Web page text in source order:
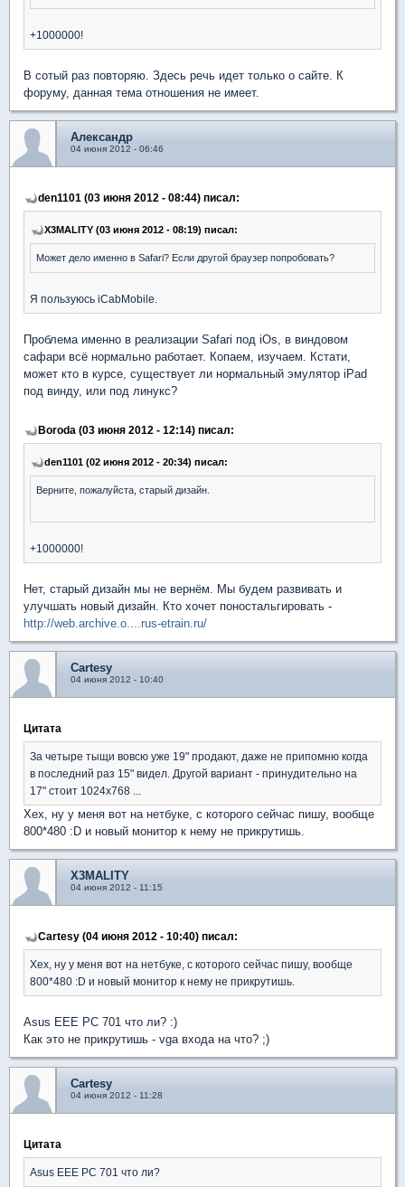
+1000000!
В сотый раз повторяю. Здесь речь идет только о сайте. К
форуму, данная тема отношения не имеет.
Александр
04 июня 2012 - 06:46
den1101 (03 июня 2012 - 08:44) писал:
X3MALITY (03 июня 2012 - 08:19) писал:
Может дело именно в Safari? Если другой браузер попробовать?
Я пользуюсь iCabMobile.
Проблема именно в реализации Safari под iOs, в виндовом
сафари всё нормально работает. Копаем, изучаем. Кстати,
может кто в курсе, существует ли нормальный эмулятор iPad
под винду, или под линукс?
Boroda (03 июня 2012 - 12:14) писал:
den1101 (02 июня 2012 - 20:34) писал:
Верните, пожалуйста, старый дизайн.
+1000000!
Нет, старый дизайн мы не вернём. Мы будем развивать и
улучшать новый дизайн. Кто хочет поностальгировать -
http://web.archive.o....rus-etrain.ru/
Cartesy
04 июня 2012 - 10:40
Цитата
За четыре тыщи вовсю уже 19" продают, даже не припомню когда
в последний раз 15" видел. Другой вариант - принудительно на
17" стоит 1024х768 ...
Хех, ну у меня вот на нетбуке, с которого сейчас пишу, вообще
800*480 :D и новый монитор к нему не прикрутишь.
X3MALITY
04 июня 2012 - 11:15
Cartesy (04 июня 2012 - 10:40) писал:
Хех, ну у меня вот на нетбуке, с которого сейчас пишу, вообще
800*480 :D и новый монитор к нему не прикрутишь.
Asus EEE PC 701 что ли? :)
Как это не прикрутишь - vga входа на что? ;)
Cartesy
04 июня 2012 - 11:28
Цитата
Asus EEE PC 701 что ли?